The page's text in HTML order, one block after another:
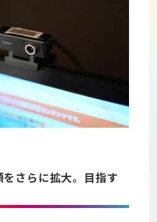
さらに拡大。目指す